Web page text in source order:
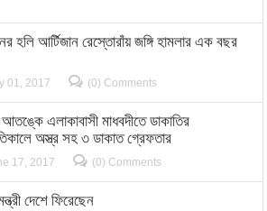
হলি আর্টিজান রেস্তোরাঁয় জঙ্গি হামলার এক বছর
01, 2017 (0) Comments
এলাকাবাসী মাধবদীতে ডাকাতির
অস্ত্র সহ ৩ ডাকাত গ্রেফতার
17, 2017 (0) Comments
দেশে ফিরেছেন